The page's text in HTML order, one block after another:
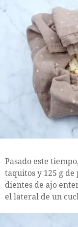
Pasado este
taquitos y 125 g
dientes de ajo
el lateral de un